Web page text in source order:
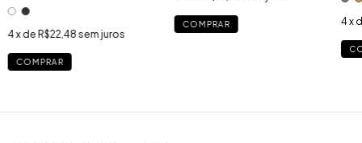
4x de R$22,48 sem juros
COMPRAR
COMPRAR 4 x